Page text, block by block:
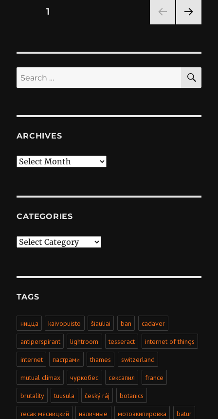
Posts
PAGE1
Search
for:
ARCHIVES
Archives
CATEGORIES
Categories
TAGS
ницца kaivopuisto šiauliai ban cadaver
antiperspirant lightroom tesseract internet of things
internet пастрами thames switzerland
mutual climax чуркобес сексапил france
brutality tuusula český ráj botanics
тесак мясницкий наличные мотоэкипировка batur